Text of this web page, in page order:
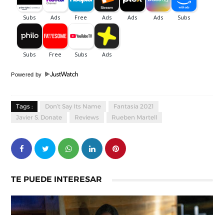
Powered by
Tags : Don’t Say Its Name
Fantasia 2021
Javier S. Donate
Reviews Rueben Martell
TE PUEDE INTERESAR